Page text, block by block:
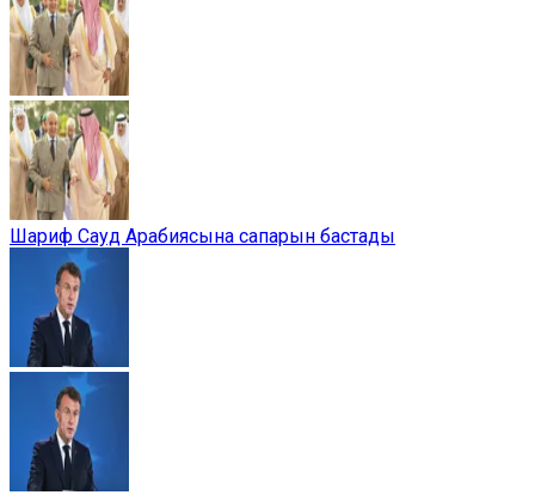
Шариф Сауд Арабиясына сапарын бастады